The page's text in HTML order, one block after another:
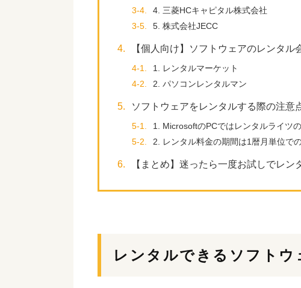
3-4.
4. 三菱HCキャピタル株式会社
3-5.
5. 株式会社JECC
4. 【個人向け】ソフトウェアのレンタル
4-1.
1. レンタルマーケット
4-2.
2. パソコンレンタルマン
5. ソフトウェアをレンタルする際の注意
5-1.
1. MicrosoftのPCではレンタルライツ
5-2.
2. レンタル料金の期間は1暦月単位で
6. 【まとめ】迷ったら一度お試しでレン
レンタルできるソフトウ